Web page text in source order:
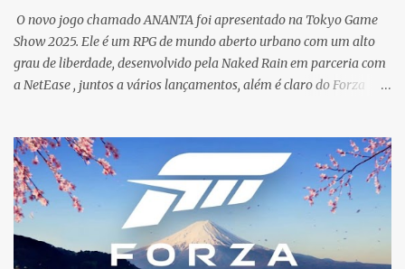
Commander, Legacy e Vintage. Aqui está uma análi...
O novo jogo chamado ANANTA foi apresentado na Tokyo Game
Show 2025. Ele é um RPG de mundo aberto urbano com um alto
grau de liberdade, desenvolvido pela Naked Rain em parceria com
a NetEase , juntos a vários lançamentos, além é claro do Forza
uma trailer de 10 minutos do jogo como combate, um pouco da
historia e muito a gameplay, e muitos pontos que se foram
notados é que o jogo tem leve inspiração em outras franquias, com
um trailer bem animado, e com muita dinâmica inovadoras, além
é claro da comparação com GTA 5 mas em uma pegada mais
Anime. Um pouco da gameplay e vemos um movimento muito